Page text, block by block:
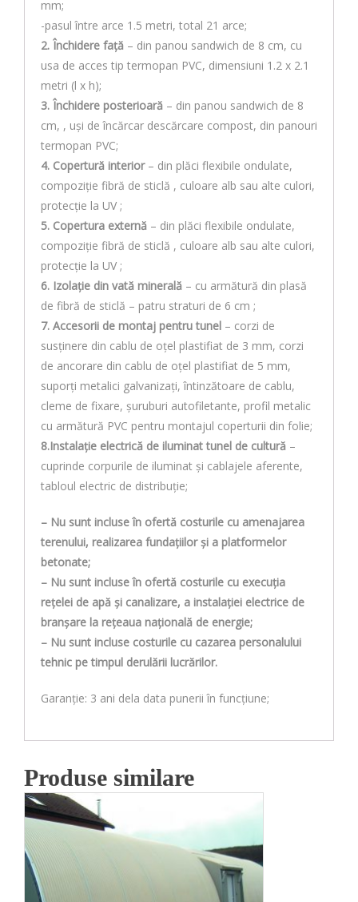
mm;
-pasul între arce 1.5 metri, total 21 arce;
2. Închidere faţă – din panou sandwich de 8 cm, cu
usa de acces tip termopan PVC, dimensiuni 1.2 x 2.1
metri (l x h);
3. Închidere posterioară – din panou sandwich de 8
cm, , uși de încărcar descărcare compost, din panouri
termopan PVC;
4. Copertură interior– din plăci flexibile ondulate,
compoziţie fibră de sticlă , culoare alb sau alte culori,
protecţie la UV ;
5. Copertura externă – din plăci flexibile ondulate,
compoziţie fibră de sticlă , culoare alb sau alte culori,
protecţie la UV ;
6. Izolaţie din vată minerală – cu armătură din plasă
de fibră de sticlă – patru straturi de 6 cm ;
7. Accesorii de montaj pentru tunel – corzi de
susținere din cablu de oțel plastifiat de 3 mm, corzi
de ancorare din cablu de oțel plastifiat de 5 mm,
suporți metalici galvanizați, întinzătoare de cablu,
cleme de fixare, şuruburi autofiletante, profil metalic
cu armătură PVC pentru montajul coperturii din folie;
8.Instalație electrică de iluminat tunel de cultură –
cuprinde corpurile de iluminat și cablajele aferente,
tabloul electric de distribuție;
– Nu sunt incluse în ofertă costurile cu amenajarea
terenului, realizarea fundațiilor și a platformelor
betonate;
– Nu sunt incluse în ofertă costurile cu execuția
reţelei de apă şi canalizare, a instalaţiei electrice de
branșare la rețeaua națională de energie;
– Nu sunt incluse costurile cu cazarea personalului
tehnic pe timpul derulării lucrărilor.
Garanție: 3 ani dela data punerii în funcțiune;
Produse similare